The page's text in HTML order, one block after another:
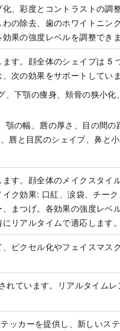
、彩度とコントラストの調
の除去、歯のホワイトニン
果の強度レベルを調整できま
す。顔全体のシェイプは 5
次の効果をサポートしていま
下顎の痩身、頬骨の狭小化
の幅、唇の厚さ、目の間の
唇と目尻のシェイプ、鼻と
す。顔全体のメイクスタイ
ク効果: 口紅、涙袋、チーク
まつげ。各効果の強度レベ
リアルタイムで適応します。
ピクセル化やフェイスマス
れています。リアルタイムレ
ッカーを提供し、新しいス